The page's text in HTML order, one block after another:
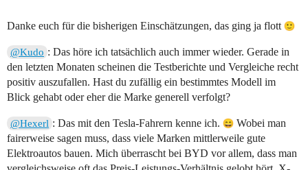
Danke euch für die bisherigen Einschätzungen, das ging ja flott
@Kudo : Das höre ich tatsächlich auch immer wieder. Gerade in
den letzten Monaten scheinen die Testberichte und Vergleiche recht
positiv auszufallen. Hast du zufällig ein bestimmtes Modell im
Blick gehabt oder eher die Marke generell verfolgt?
@Hexerl : Das mit den Tesla-Fahrern kenne ich.
Wobei man
fairerweise sagen muss, dass viele Marken mittlerweile gute
Elektroautos bauen. Mich überrascht bei BYD vor allem, dass man